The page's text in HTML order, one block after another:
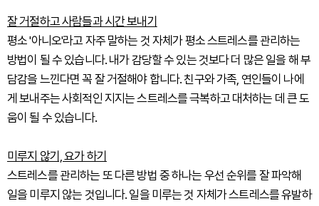
잘 거절하고 사람들과 시간 보내기
평소 '아니오'라고 자주 말하는 것 자체가 평소 스트레스를 관리하는
방법이 될 수 있습니다. 내가 감당할 수 있는 것보다 더 많은 일을 해 부
담감을 느낀다면 꼭 잘 거절해야 합니다. 친구와 가족, 연인들이 나에
게 보내주는 사회적인 지지는 스트레스를 극복하고 대처하는 데 큰 도
움이 될 수 있습니다.
미루지 않기, 요가 하기
스트레스를 관리하는 또 다른 방법 중 하나는 우선 순위를 잘 파악해
일을 미루지 않는 것입니다. 일을 미루는 것 자체가 스트레스를 유발하